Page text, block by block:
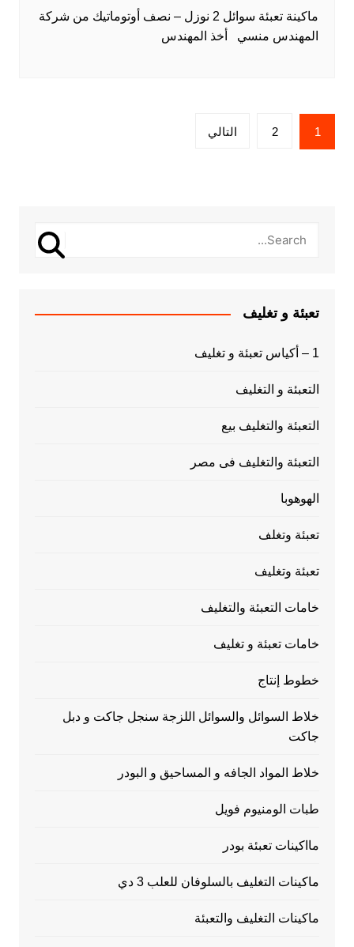
ماكينة تعبئة سوائل 2 نوزل – نصف أوتوماتيك من شركة
المهندس منسي أخذ المهندس
Posts
pagination
1
2 التالي
تعبئة و تغليف
1 – أكياس تعبئة و تغليف
التعبئة و التغليف
التعبئة والتغليف بيع
التعبئة والتغليف فى مصر
الهوهوبا
تعبئة وتغلف
تعبئة وتغليف
خامات التعبئة والتغليف
خامات تعبئة و تغليف
خطوط إنتاج
خلاط السوائل والسوائل اللزجة سنجل جاكت و دبل
جاكت
خلاط المواد الجافه و المساحيق و البودر
طبات الومنيوم فويل
مااكينات تعبئة بودر
ماكينات التغليف بالسلوفان للعلب 3 دي
ماكينات التغليف والتعبئة